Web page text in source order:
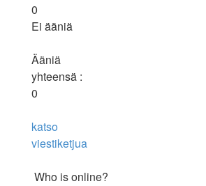
0
Ei ääniä
Ääniä
yhteensä :
0
katso
viestiketjua
Who is online?